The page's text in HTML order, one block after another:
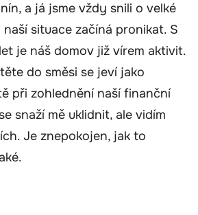
a já jsme vždy snili o velké
situace začíná pronikat. S
je náš domov již vírem aktivit.
do směsi se jeví jako
při zohlednění naší finanční
snaží mě uklidnit, ale vidím
Je znepokojen, jak to